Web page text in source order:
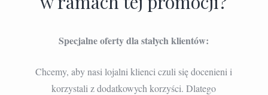
Specjalne oferty dla stałych klientów:
Chcemy, aby nasi lojalni klienci czuli się docenieni i
korzystali z dodatkowych korzyści. Dlatego